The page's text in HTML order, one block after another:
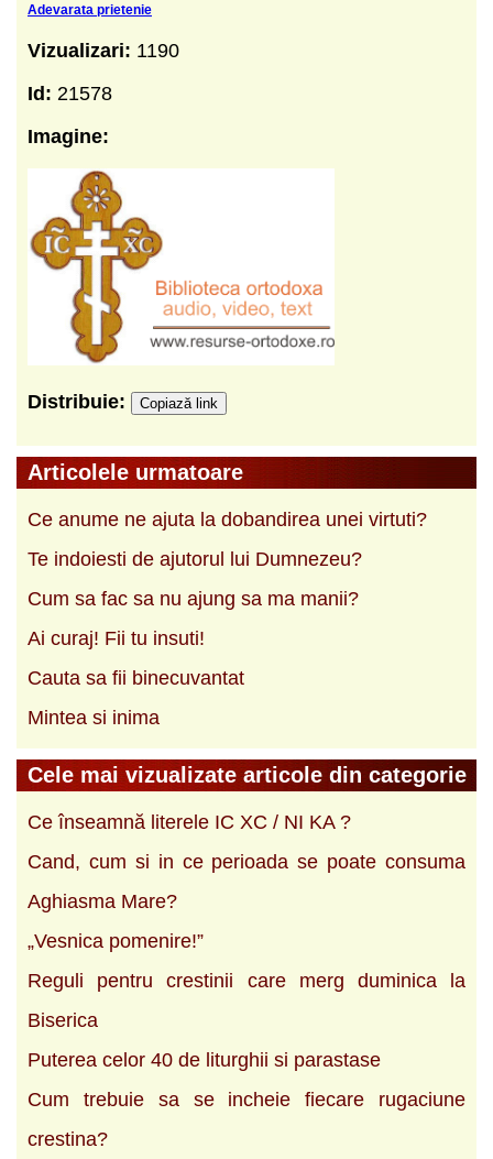
Adevarata prietenie
Vizualizari: 1190
Id: 21578
Imagine:
Distribuie: Copiază link
Articolele urmatoare
Ce anume ne ajuta la dobandirea unei virtuti?
Te indoiesti de ajutorul lui Dumnezeu?
Cum sa fac sa nu ajung sa ma manii?
Ai curaj! Fii tu insuti!
Cauta sa fii binecuvantat
Mintea si inima
Cele mai vizualizate articole din categorie
Ce înseamnă literele IC XC / NI KA ?
Cand, cum si in ce perioada se poate consuma
Aghiasma Mare?
„Vesnica pomenire!”
Reguli pentru crestinii care merg duminica la
Biserica
Puterea celor 40 de liturghii si parastase
Cum trebuie sa se incheie fiecare rugaciune
crestina?